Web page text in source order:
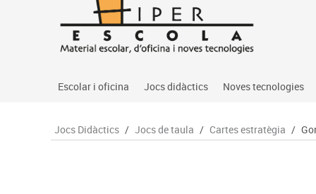
Escolar i oficina
Arxiu, carpetes i classificadors
Jocs didàctics
Primeres edats
Noves tecnologies
Audio
Jocs Didàctics / Jocs de taula / Cartes estratègia /